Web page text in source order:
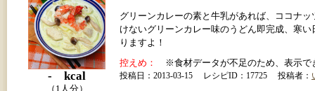
- kcal
グリーンカレーの素と牛乳があれば、ココナッ
けないグリーンカレー味のうどん即完成、寒い
りますよ！
控えめ： ※食材データが不足のため、表示で
投稿日：2013-03-15 レシピID：17725 投稿者：